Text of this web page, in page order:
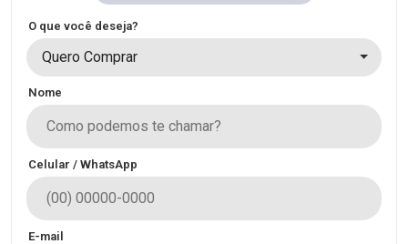
O que você deseja?
Quero Comprar
Nome
Celular / WhatsApp
E-mail